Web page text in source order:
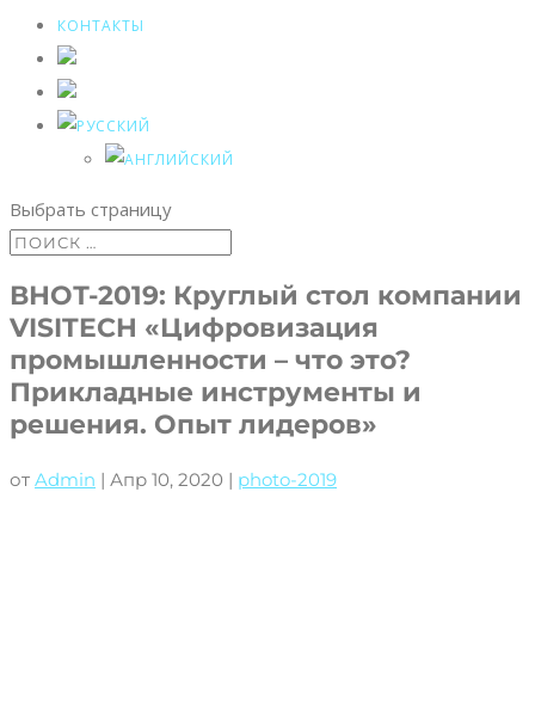
КОНТАКТЫ
Выбрать страницу
ВНОТ-2019: Круглый стол компании
VISITECH «Цифровизация
промышленности – что это?
Прикладные инструменты и
решения. Опыт лидеров»
от Admin | Апр 10, 2020 | photo-2019